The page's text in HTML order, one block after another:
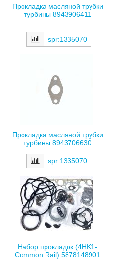
Прокладка масляной трубки
турбины 8943906411
spr:1335070
Прокладка масляной трубки
турбины 8943706630
spr:1335070
Набор прокладок (4HK1-
Common Rail) 5878148901